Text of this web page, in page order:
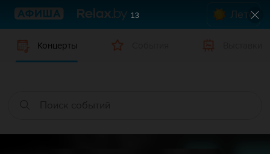
Лето
Концерты
12